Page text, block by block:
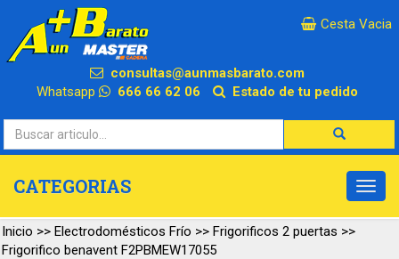
×
Cesta Vacia
consultas@aunmasbarato.com
Whatsapp
666 66 62 06 Estado de tu pedido
CATEGORIAS
Inicio >> Electrodomésticos Frío >> Frigorificos 2 puertas >>
Frigorifico benavent F2PBMEW17055